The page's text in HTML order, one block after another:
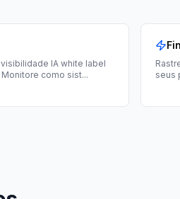
IA white label
Monitore como sist...
seus